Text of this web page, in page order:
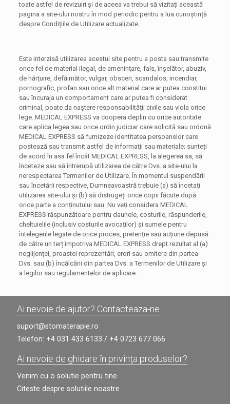
toate astfel de revizuiri și de aceea va trebui să vizitați această
pagina a site-ului nostru în mod periodic pentru a lua cunoștință
despre Condițiile de Utilizare actualizate.
Este interzisă utilizarea acestui site pentru a posta sau transmite
orice fel de material ilegal, de amenințare, fals, înșelător, abuziv,
de hărțuire, defăimător, vulgar, obscen, scandalos, incendiar,
pornografic, profan sau orice alt material care ar putea constitui
sau încuraja un comportament care ar putea fi considerat
criminal, poate da naștere responsabilității civile sau viola orice
lege. MEDICAL EXPRESS va coopera deplin cu orice autoritate
care aplica legea sau orice ordin judiciar care solicită sau ordonă
MEDICAL EXPRESS să furnizeze identitatea persoanelor care
postează sau transmit astfel de informații sau materiale; sunteți
de acord în asa fel încât MEDICAL EXPRESS, la alegerea sa, să
înceteze sau să întrerupă utilizarea de către Dvs. a site-ului la
nerespectarea Termenilor de Utilizare. În momentul suspendării
sau încetării respective, Dumneavoastră trebuie (a) să încetați
utilizarea site-ului și (b) să distrugeți orice copii făcute după
orice parte a conținutului sau. Nu veți considera MEDICAL
EXPRESS răspunzătoare pentru daunele, costurile, răspunderile,
cheltuielile (inclusiv costurile avocaților) și sumele pentru
întelegerile legate de orice proces, pretenție sau acțiune depusă
de către un terț împotriva MEDICAL EXPRESS drept rezultat al (a)
neglijenței, proastei reprezentări, erori sau omitere din partea
Dvs. sau (b) încălcării din partea Dvs. a Termenilor de Utilizare și
a legilor sau regulamentelor de aplicare.
Ai nevoie de ajutor? Contacteaza-ne
suport@stomaterapie.ro
Telefon: +4 031 433 6133 / +4 0723 677 066
Ai nevoie de ghidare în privinţa produselor?
Venim cu o solutie pentru tine
Citeste despre solutiile noastre